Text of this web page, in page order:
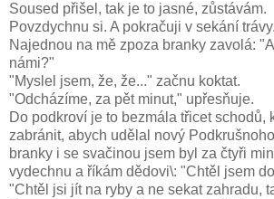
Soused přišel, tak je to jasné, zůstávám.
Povzdychnu si. A pokračuji v sekání trávy.
Najednou na mě zpoza branky zavolá:
námi?"
"Myslel jsem, že, že..." začnu koktat.
"Odcházíme, za pět minut," upřesňuje.
Do podkroví je to bezmála třicet schodů,
zabránit, abych udělal nový
branky i se svačinou jsem byl za čtyři
vydechnu a říkám dědovi\: "Chtěl jsem
"Chtěl jsi jít na ryby a ne sekat zahradu,